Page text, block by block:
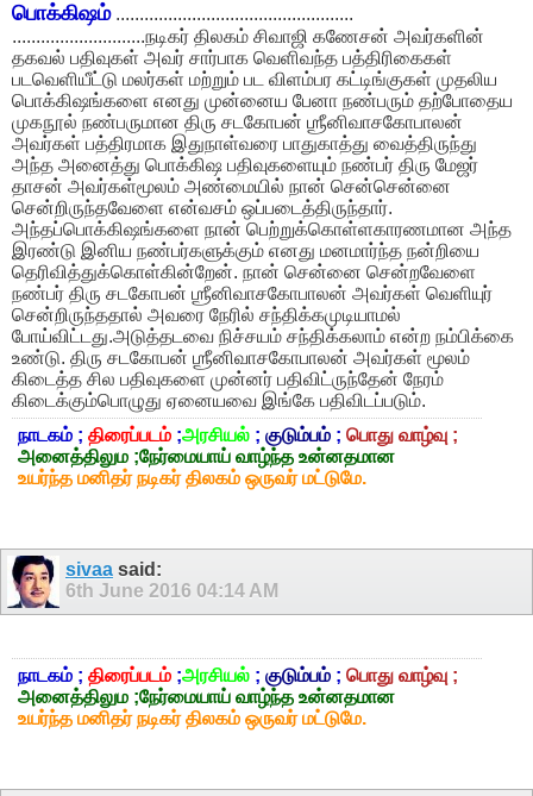
பொக்கிஷம்..................................................
............................நடிகர் திலகம் சிவாஜி கணேசன் அவர்களின்
தகவல் பதிவுகள் அவர் சார்பாக வெளிவந்த பத்திரிகைகள்
படவெளியீட்டு மலர்கள் மற்றும் பட விளம்பர கட்டிங்குகள் முதலிய
பொக்கிஷங்களை எனது முன்னைய பேனா நண்பரும் தற்போதைய
முகநூல் நண்பருமான திரு சடகோபன் ஶ்ரீனிவாசகோபாலன்
அவர்கள் பத்திரமாக இதுநாள்வரை பாதுகாத்து வைத்திருந்து
அந்த அனைத்து பொக்கிஷ பதிவுகளையும் நண்பர் திரு மேஜர்
தாசன் அவர்கள்மூலம் அண்மையில் நான் சென்சென்னை
சென்றிருந்தவேளை என்வசம் ஒப்படைத்திருந்தார்.
அந்தப்பொக்கிஷங்களை நான் பெற்றுக்கொள்ளகாரணமான அந்த
இரண்டு இனிய நண்பர்களுக்கும் எனது மனமார்ந்த நன்றியை
தெரிவித்துக்கொள்கின்றேன். நான் சென்னை சென்றவேளை
நண்பர் திரு சடகோபன் ஶ்ரீனிவாசகோபாலன் அவர்கள் வெளியுர்
சென்றிருந்ததால் அவரை நேரில் சந்திக்கமுடியாமல்
போய்விட்டது.அடுத்தடவை நிச்சயம் சந்திக்கலாம் என்ற நம்பிக்கை
உண்டு. திரு சடகோபன் ஶ்ரீனிவாசகோபாலன் அவர்கள் மூலம்
கிடைத்த சில பதிவுகளை முன்னர் பதிவிட்ருந்தேன் நேரம்
கிடைக்கும்பொழுது ஏனையவை இங்கே பதிவிடப்படும்.
நாடகம் ; திரைப்படம் ;அரசியல் ; குடும்பம் ; பொது வாழ்வு ;
அனைத்திலும ;நேர்மையாய் வாழ்ந்த உன்னதமான
உயர்ந்த மனிதர் நடிகர் திலகம் ஒருவர் மட்டுமே.
sivaa said:
6th June 2016 04:14 AM
நாடகம் ; திரைப்படம் ;அரசியல் ; குடும்பம் ; பொது வாழ்வு ;
அனைத்திலும ;நேர்மையாய் வாழ்ந்த உன்னதமான
உயர்ந்த மனிதர் நடிகர் திலகம் ஒருவர் மட்டுமே.